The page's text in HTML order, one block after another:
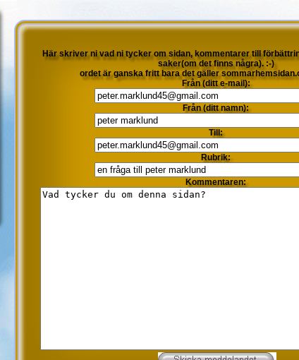
Här skriver ni vad ni tycker om sidan, kommentarer till
saker(om det finns några). :-)
ordet är ganska fritt bara det gäller
Från (ditt e-mail):
Från (ditt namn):
Till:
Rubrik:
Kommentaren: